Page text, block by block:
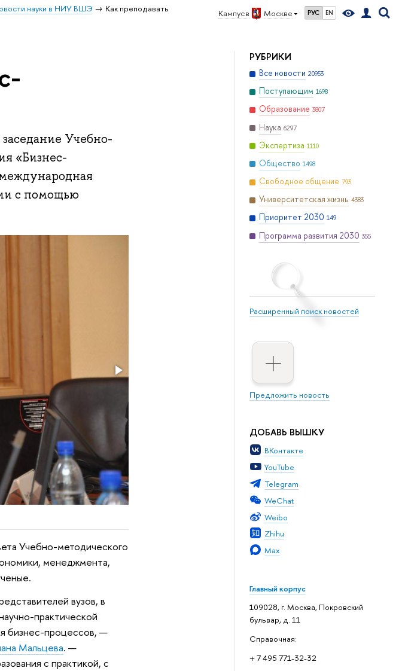
Кампус в Москве РУС EN
науки в НИУ ВШЭ
Как преподавать
РУБРИКИ
Все новости 20953
Поступающим 1698
Образование 3807
Наука 6297
Экспертиза 1110
Общество 1498
Свободное общение 793
Университетская жизнь 4383
Приоритет 2030 149
Программа развития 2030 355
Расширенный поиск новостей
Предложить новость
ДОБАВЬ ВЫШКУ
ВКонтакте
YouTube
Telegram
WeChat
Weibo
Zhihu
Max
Главный корпус
109028, г. Москва, Покровский
бульвар, д. 11
Справочная:
+ 7 495 771-32-32
Учебно-
«Бизнес-
с помощью
Учебно-методического
менеджмента,
вузов, в
практической
бизнес-процессов, —
Мальцева. —
с практикой, с